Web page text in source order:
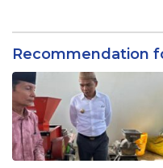
Recommendation